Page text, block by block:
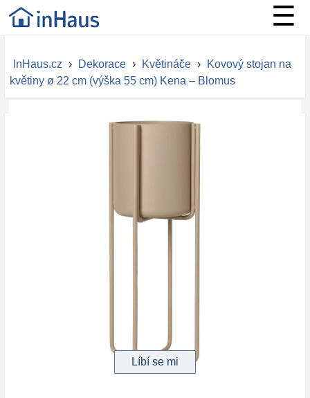
☰
InHaus.cz › Dekorace › Květináče ›
Kovový stojan na
květiny ø 22 cm (výška 55 cm) Kena – Blomus